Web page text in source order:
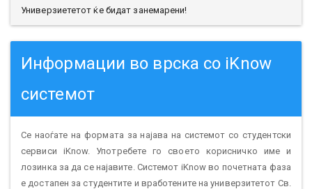
Универзиететот ќе бидат занемарени!
Информации во врска со iKnow
системот
Се наоѓате на формата за најава на системот со студентски
сервиси iKnow. Употребете го своето корисничко име и
лозинка за да се најавите. Системот iKnow во почетната фаза
е достапен за студентите и вработените на универзитетот Св.